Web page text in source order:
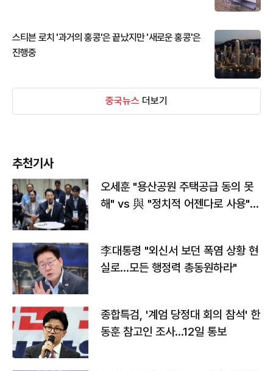
스티븐 로치 '과거의 홍콩'은 끝났지만 '새로운 홍콩'은
진행중
중국뉴스 더보기
추천기사
오세훈 "용산공원 주택공급 동의 못
해" vs 與 "정치적 어젠다로 사용"
李대통령 "외신서 보던 폭염 상황 현
실로…모든 행정력 총동원하라"
종합특검, '계엄 당정대 회의 참석' 한
동훈 참고인 조사...12일 통보